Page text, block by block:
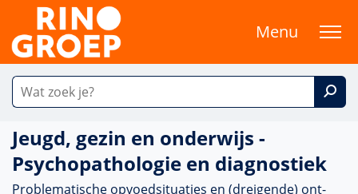
Menu
Jeugd, gezin en onderwijs -
Psychopathologie en diagnostiek
Problematische opvoedsituaties en (dreigende) ont­